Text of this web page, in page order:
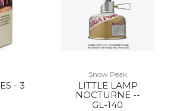
- 3
Snow Peak
LITTLE LAMP
NOCTURNE --
GL-140